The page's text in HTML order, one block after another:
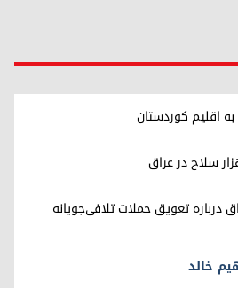
درباره تعویق حملات تلافی‌جویانه
خالد